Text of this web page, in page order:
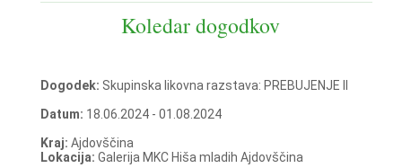
Koledar dogodkov
Dogodek: Skupinska likovna razstava: PREBUJENJE II
Datum: 18.06.2024 - 01.08.2024
Kraj: Ajdovščina
Lokacija: Galerija MKC Hiša mladih Ajdovščina